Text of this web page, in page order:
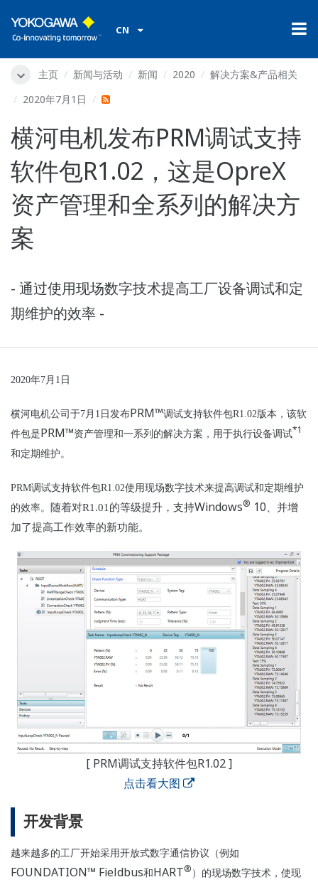
CN
主页 新闻与活动 新闻 2020
解决方案&产品相关
2020年7月1日
横河电机发布PRM调试支持
软件包R1.02，这是OpreX
资产管理和全系列的解决方
案
- 通过使用现场数字技术提高工厂设备调试和定
期维护的效率 -
2020年7月1日
横河电机公司 于7月1日 发布PRM™调试支持软件包R1.02版本 ， 该软
件包是PRM™资产管理和一系列的解决方案，用于执行设备调试*1
和定期维护。
PRM调试支持软件包R1.02使用现场数字技术来提高调试和定期维护
的效率。
随着对R1.01的等级提升 ，支持Windows® 10、并增
加了提高工作效率的新功能。
[ PRM调试支持软件包R1.02 ]
点击看大图
开发背景
越来越多的工厂开始采用开放式数字通信协议 （例如
FOUNDATION™ Fieldbus和 HART® ）的现场数字技术 ，使现